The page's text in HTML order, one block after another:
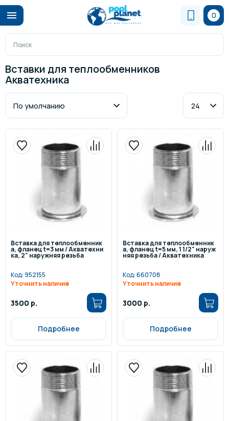
0
Вставки для теплообменников
Акватехника
Вставка для теплообменник
а, фланец t=3 мм / Акватехни
ка, 2" наружняя резьба
Код:952155
Уточнить наличие
3500 р.
Подробнее
Вставка для теплообменник
а, фланец t=5 мм, 1 1/2" наруж
няя резьба / Акватехника
Код:660708
Уточнить наличие
3000 р.
Подробнее